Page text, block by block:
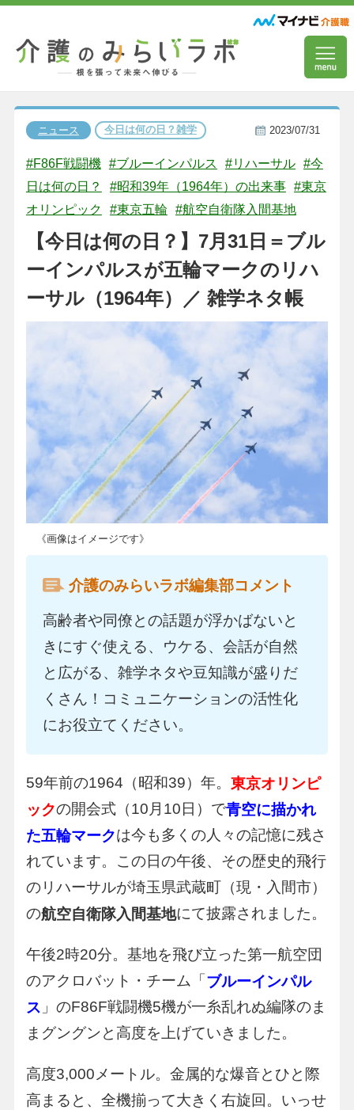
ニュース 今日は何の日？雑学 2023/07/31
#F86F戦闘機 #ブルーインパルス #リハーサル #今
日は何の日？
#昭和39年（1964年）の出来事 #東京
オリンピック
#東京五輪 #航空自衛隊入間基地
【今日は何の日？】7月31日＝ブル
ーインパルスが五輪マークのリハ
ーサル（1964年）／ 雑学ネタ帳
《画像はイメージです》
介護のみらいラボ編集部コメント
高齢者や同僚との話題が浮かばないと
きにすぐ使える、ウケる、会話が自然
と広がる、雑学ネタや豆知識が盛りだ
くさん！コミュニケーションの活性化
にお役立てください。
59年前の1964（昭和39）年。 東京オリンピ
ックの開会式（10月10日）で青空に描かれ
た五輪マークは今も多くの人々の記憶に残さ
れています。この日の午後、その歴史的飛行
のリハーサルが埼玉県武蔵町（現・入間市）
の航空自衛隊入間基地にて披露されました。
午後2時20分。基地を飛び立った第一航空団
のアクロバット・チーム「 ブルーインパル
ス 」のF86F戦闘機5機が一糸乱れぬ編隊のま
まグングンと高度を上げていきました。
高度3,000メートル。金属的な爆音とひと際
高まると、全機揃って大きく右旋回。いっせ